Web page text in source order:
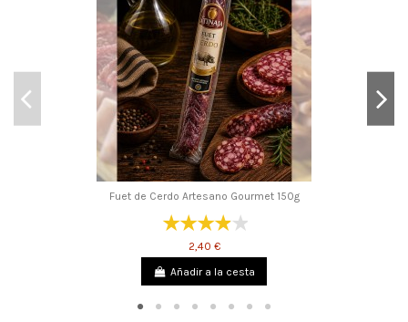
Fuet de Cerdo Artesano Gourmet 150g
2,40 €
Añadir a la cesta